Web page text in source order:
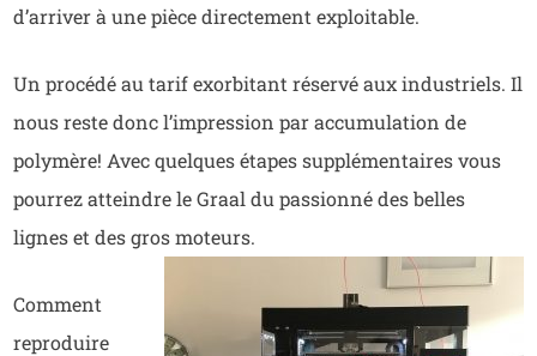
d’arriver à une pièce directement exploitable.
Un procédé au tarif exorbitant réservé aux industriels. Il
nous reste donc l’impression par accumulation de
polymère! Avec quelques étapes supplémentaires vous
pourrez atteindre le Graal du passionné des belles
lignes et des gros moteurs.
Comment
reproduire